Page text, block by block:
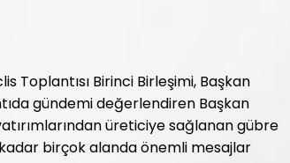
Toplantısı Birinci Birleşimi, Başkan
gündemi değerlendiren Başkan
üreticiye sağlanan gübre
birçok alanda önemli mesajlar